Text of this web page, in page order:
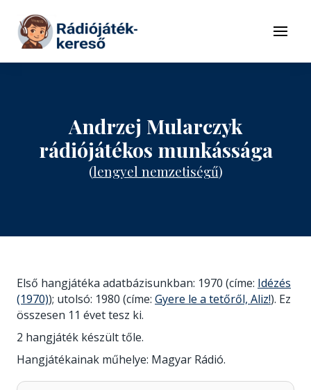
Tovább a tartalomhoz
Menü
Andrzej Mularczyk
rádiójátékos munkássága
(lengyel nemzetiségű)
Első hangjátéka adatbázisunkban: 1970 (címe: Idézés
(1970)); utolsó: 1980 (címe: Gyere le a tetőről, Aliz!). Ez
összesen 11 évet tesz ki.
2 hangjáték készült tőle.
Hangjátékainak műhelye: Magyar Rádió.